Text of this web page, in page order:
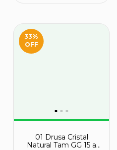
33%
OFF
01 Drusa Cristal
Natural Tam GG 15 a